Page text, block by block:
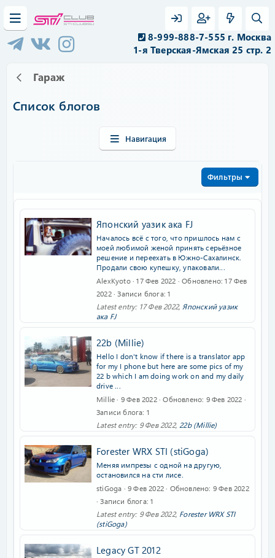
8-999-888-7-555 г. Москва
1-я Тверская-Ямская 25 стр. 2
Гараж
Список блогов
Навигация
Фильтры
Японский уазик ака FJ
Началось всё с того, что пришлось нам с
моей любимой женой принять серьёзное
решение и переехать в Южно-Сахалинск.
Продали свою купешку, упаковали...
AlexKyoto
17 Фев 2022 Обновлено 17 Фев
2022
Записи блога 1
Latest entry: 17 Фев 2022, Японский уазик
ака FJ
22b (Millie)
Hello I don't know if there is a translator app
for my I phone but here are some pics of my
22 b which I am doing work on and my daily
drive ...
Millie
9 Фев 2022 Обновлено 9 Фев 2022
Записи блога 1
Latest entry: 9 Фев 2022, 22b (Millie)
Forester WRX STI (stiGoga)
Меняя импрезы с одной на другую,
остановился на сти лисе.
stiGoga
9 Фев 2022 Обновлено 9 Фев 2022
Записи блога 1
Latest entry: 9 Фев 2022, Forester WRX STI
(stiGoga)
Legacy GT 2012